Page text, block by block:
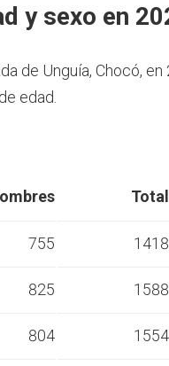
y sexo en
de Unguía, Chocó, en
edad.
Total
755 1418
825 1588
804 1554